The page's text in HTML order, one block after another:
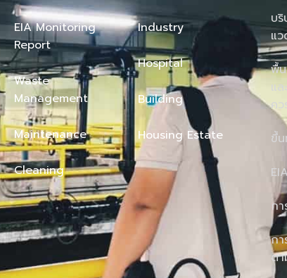
EIA Monitoring
Report
Waste
Management
Maintenance
Cleaning
Industry
Hospital
Building
Housing Estate
บ
แ
พื้
แ
คว
ขึ้
ก
กา
ต